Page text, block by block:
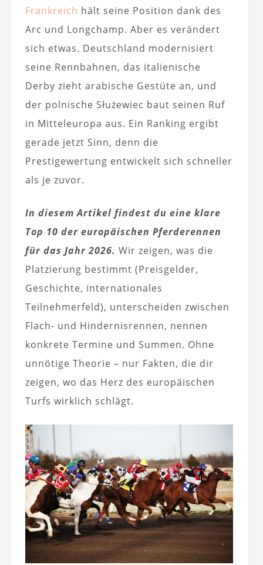
Frankreich hält seine Position dank des
Arc und Longchamp. Aber es verändert
sich etwas. Deutschland modernisiert
seine Rennbahnen, das italienische
Derby zieht arabische Gestüte an, und
der polnische Służewiec baut seinen Ruf
in Mitteleuropa aus. Ein Ranking ergibt
gerade jetzt Sinn, denn die
Prestigewertung entwickelt sich schneller
als je zuvor.
In diesem Artikel findest du eine klare
Top 10 der europäischen Pferderennen
für das Jahr 2026. Wir zeigen, was die
Platzierung bestimmt (Preisgelder,
Geschichte, internationales
Teilnehmerfeld), unterscheiden zwischen
Flach- und Hindernisrennen, nennen
konkrete Termine und Summen. Ohne
unnötige Theorie – nur Fakten, die dir
zeigen, wo das Herz des europäischen
Turfs wirklich schlägt.